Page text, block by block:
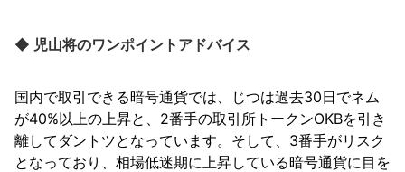
◆ 児山将のワンポイントアドバイス
国内で取引できる暗号通貨では、じつは過去30日でネム
が40%以上の上昇と、2番手の取引所トークンOKBを引き
離してダントツとなっています。そして、3番手がリスク
となっており、相場低迷期に上昇している暗号通貨に目を